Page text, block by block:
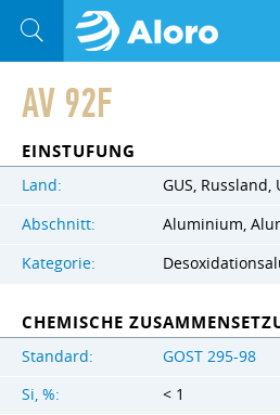
AV 92F
EINSTUFUNG
Land:
GUS, Russland,
Abschnitt:
Aluminium,
Kategorie:
CHEMISCHE
Standard:
GOST 295-98
Si, %:
< 1